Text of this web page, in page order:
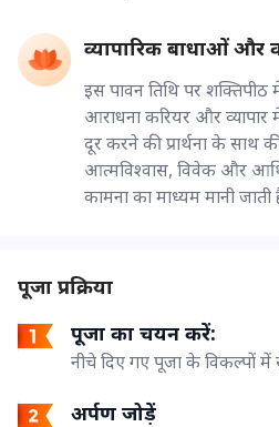
व्यापारिक बाधाओं और
इस पावन तिथि पर शक्तिपीठ
आराधना करियर और
दूर करने की प्रार्थना के साथ
आत्मविश्वास, विवेक और
कामना का माध्यम मानी जाती
पूजा प्रक्रिया
पूजा का चयन करें:
नीचे दिए गए पूजा के विकल्पों
अर्पण जोड़ें